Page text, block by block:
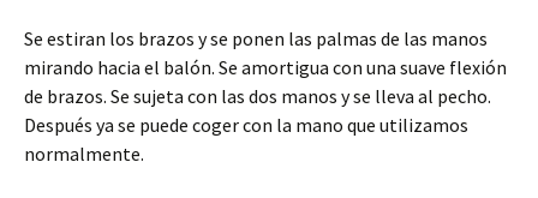
Se estiran los brazos y se ponen las palmas de las manos
mirando hacia el balón. Se amortigua con una suave flexión
de brazos. Se sujeta con las dos manos y se lleva al pecho.
Después ya se puede coger con la mano que utilizamos
normalmente.